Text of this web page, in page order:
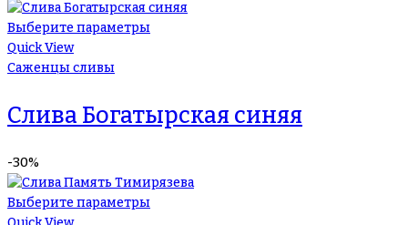
Выберите параметры
Quick View
Саженцы сливы
Слива Богатырская синяя
-30%
Выберите параметры